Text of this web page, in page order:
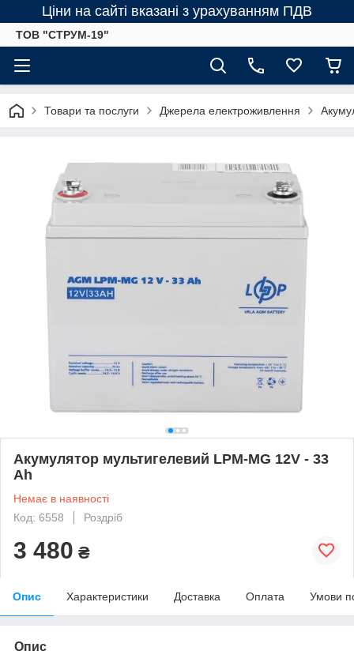
Ціни на сайті вказані з урахуванням ПДВ
ТОВ "СТРУМ-19"
Товари та послуги Джерела електроживлення
Акумулятор мультигелевий LPM-MG 12V - 33
Ah
Немає в наявності
Код: 6558
Роздріб
3 480 ₴
Опис Характеристики Доставка Оплата Умови
Опис